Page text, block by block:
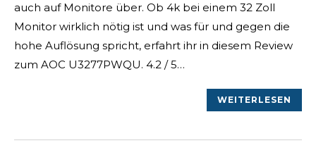
auch auf Monitore über. Ob 4k bei einem 32 Zoll
Monitor wirklich nötig ist und was für und gegen die
hohe Auflösung spricht, erfahrt ihr in diesem Review
zum AOC U3277PWQU. 4.2 / 5…
WEITERLESEN